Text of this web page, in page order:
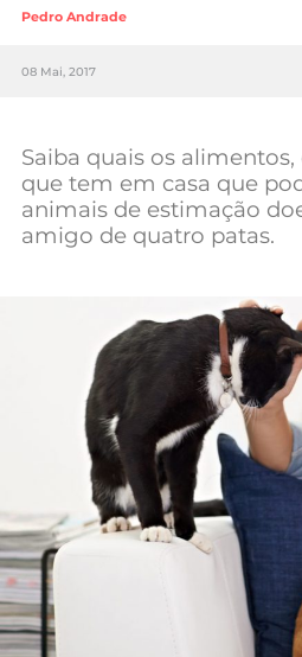
Sociedade
Tecnologia
Negócios
Mundial 2026
Pedro Andrade
08 Mai, 2017
Saiba quais os
que tem em casa que
animais de estimação
amigo de quatro patas.